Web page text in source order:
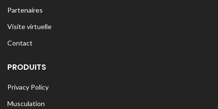
Partenaires
Visite virtuelle
Contact
PRODUITS
Privacy Policy
Musculation